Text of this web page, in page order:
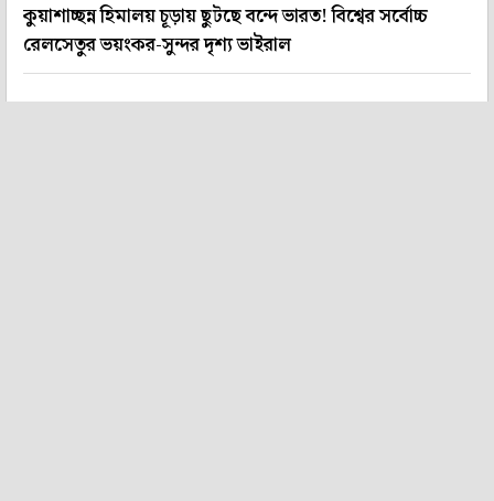
কুয়াশাচ্ছন্ন হিমালয় চূড়ায় ছুটছে বন্দে ভারত! বিশ্বের সর্বোচ্চ
রেলসেতুর ভয়ংকর-সুন্দর দৃশ্য ভাইরাল